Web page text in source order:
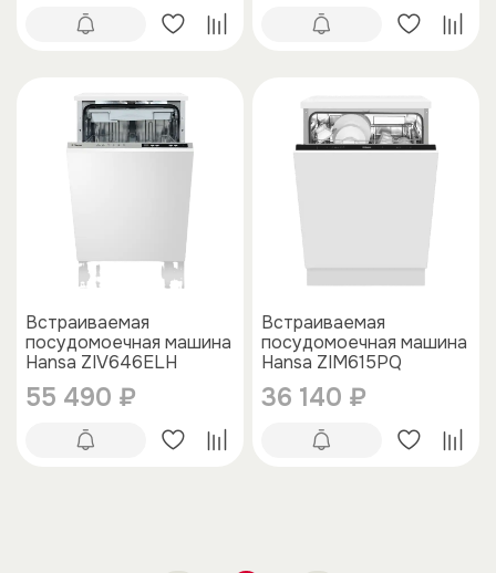
Встраиваемая
посудомоечная машина
Hansa ZIV646ELH
55 490 ₽
Встраиваемая
посудомоечная машина
Hansa ZIM615PQ
36 140 ₽